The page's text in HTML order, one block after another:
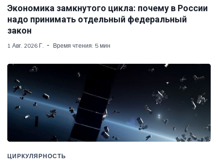
Экономика замкнутого цикла: почему в России
надо принимать отдельный федеральный
закон
1 Авг. 2026 Г. Время чтения: 5 мин
ЦИРКУЛЯРНОСТЬ